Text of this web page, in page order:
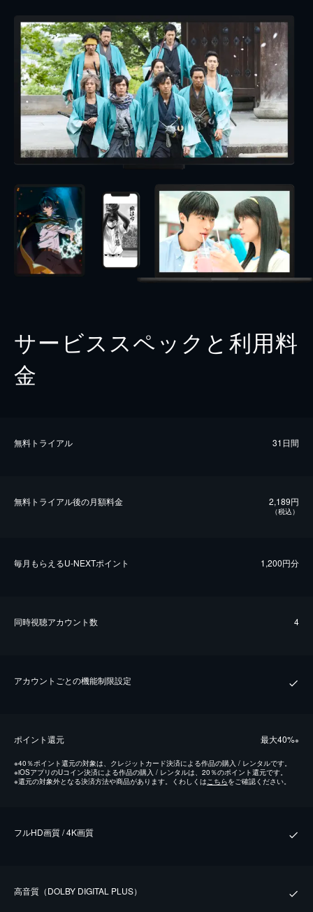
サービススペックと利用料
金
無料トライアル 31日間
無料トライアル後の⽉額料金 2,189円
（税込）
毎⽉もらえるU-NEXTポイント 1,200円分
同時視聴アカウント数 4
アカウントごとの機能制限設定
ポイント還元 最⼤40%※
※40％ポイント還元の対象は、クレジットカード決済による作品の購入 / レンタルです。
※iOSアプリのUコイン決済による作品の購入 / レンタルは、20％のポイント還元です。
※還元の対象外となる決済方法や商品があります。くわしくはこちらをご確認ください。
フルHD画質 / 4K画質
⾼⾳質（DOLBY DIGITAL PLUS）